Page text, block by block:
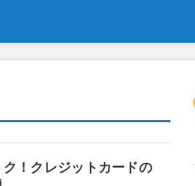
！クレジットカードの